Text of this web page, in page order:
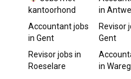
kantoorhond
in
Accountantjobs
in Gent
Revisor
Gent
Revisorjobs in
Roeselare
in